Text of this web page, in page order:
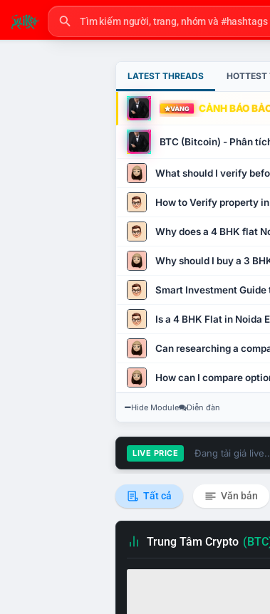
LATEST THREADS HOTTEST
VÀNG CẢNH BÁO
BTC (Bitcoin) - Phân
What should I verify
How to Verify property
Why does a 4 BHK flat
Why should I buy a 3
Smart Investment Guide
Is a 4 BHK Flat in Noida
Can researching a
How can I compare
Hide Module Diễn đàn
LIVE PRICE Đang tải giá
Tất cả Văn bản
Trung Tâm Crypto